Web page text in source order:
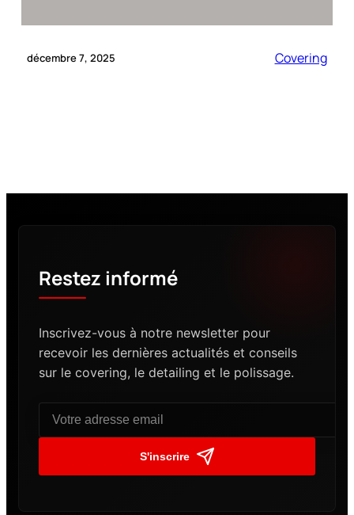
décembre 7, 2025 Covering
Restez informé
Inscrivez-vous à notre newsletter pour
recevoir les dernières actualités et conseils
sur le covering, le detailing et le polissage.
S'inscrire